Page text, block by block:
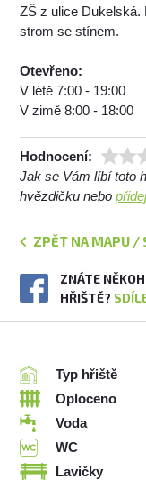
ZŠ z ulice Dukelská.
strom se stínem.
Otevřeno:
V létě 7:00 - 19:00
V zimě 8:00 - 18:00
Hodnocení:
Jak se Vám líbí toto
hvězdičku nebo
ZPĚT NA MAPU /
ZNÁTE
HŘIŠTĚ?
Typ hřiště
Oploceno
Voda
WC
Lavičky